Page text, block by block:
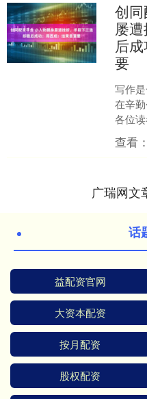
创
屡
后
要
写作
在辛
各位
钟的
文，
查看
广瑞网文
话
益配资官网
大资本配资
按月配资
股权配资